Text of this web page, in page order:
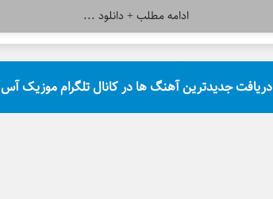
ادامه مطلب + دانلود ...
دریافت جدیدترین آهنگ ها در کانال تلگرام موزیک آس